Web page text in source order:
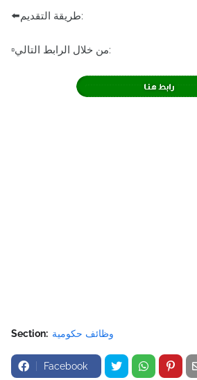
⬅️طريقة التقديم:
▫️من خلال الرابط التالي:
Section: وظائف حكومية
Facebook